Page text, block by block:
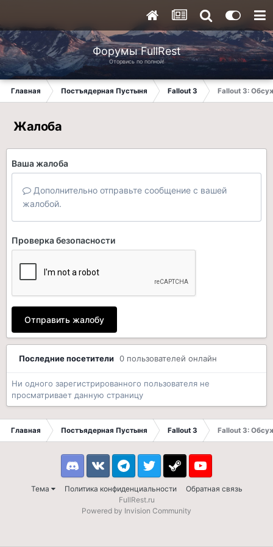
Форумы FullRest
Оторвись по полной!
Главная Постъядерная Пустыня Fallout 3 Fallout 3:
Жалоба
Ваша жалоба
Дополнительно отправьте сообщение с вашей
жалобой.
Проверка безопасности
Отправить жалобу
Последние посетители 0 пользователей онлайн
Ни одного зарегистрированного пользователя не
просматривает данную страницу
Главная Постъядерная Пустыня Fallout 3 Fallout 3:
Тема Политика конфиденциальности Обратная связь
DiscordVK TelegramTwitter Steam Youtube
FullRest.ru
Powered by Invision Community